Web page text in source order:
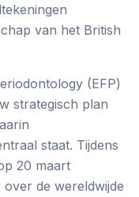
van het British
(EFP)
strategisch plan
staat. Tijdens
20 maart
de wereldwijde